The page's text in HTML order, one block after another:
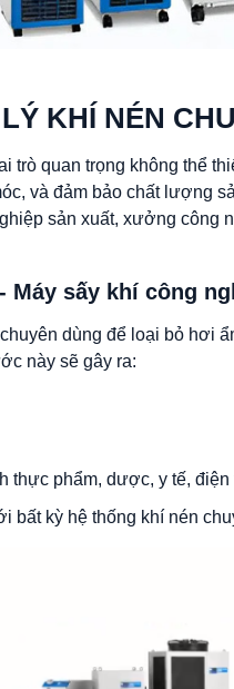
KHÍ NÉN
trò quan trọng không thể
và đảm bảo chất lượng
sản xuất, xưởng
Máy sấy khí công
dùng để loại bỏ hơi
này sẽ gây ra:
thực phẩm, dược, y tế, điện
bất kỳ hệ thống khí nén